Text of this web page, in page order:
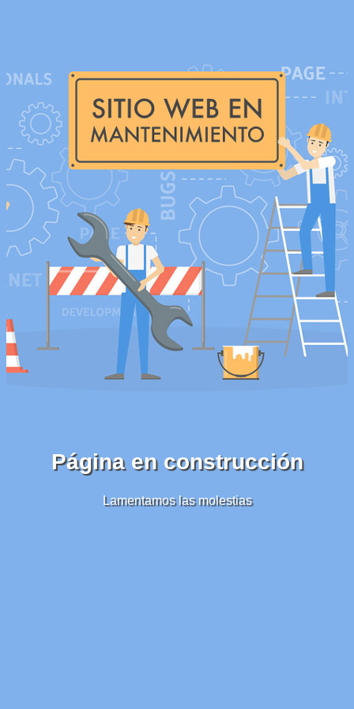
Página en construcción
Lamentamos las molestias